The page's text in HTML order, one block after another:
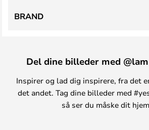
BRAND
Del dine billeder med
Inspirer og lad dig inspirere, fra det
det andet. Tag dine billeder med
så ser du måske dit